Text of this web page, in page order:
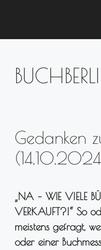
springen
Gedanken
„NA – WIE VIELE
VERKAUFT?!“ So
meistens gefragt,
oder einer